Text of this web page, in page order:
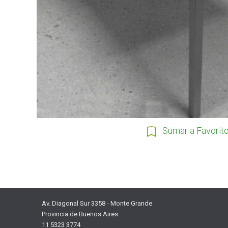
Sumar a
Av. Diagonal Sur 3358 - Monte Grande
Provincia de Buenos Aires
11 5323 3774